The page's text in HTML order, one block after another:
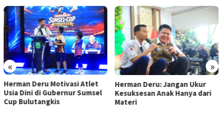
« »
Herman Deru Motivasi Atlet
Usia Dini di Gubernur Sumsel
Cup Bulutangkis
Herman Deru: Jangan Ukur
Kesuksesan Anak Hanya dari
Materi